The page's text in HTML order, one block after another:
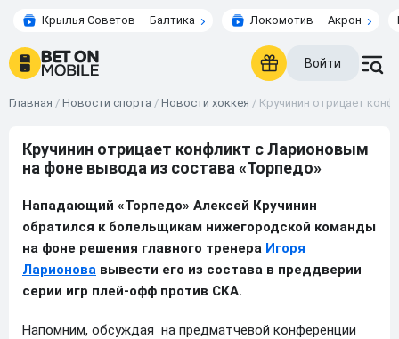
Крылья Советов — Балтика Локомотив — Акрон
Войти
Главная / Новости спорта / Новости хоккея / Кручинин отрицает
Кручинин отрицает конфликт с Ларионовым
на фоне вывода из состава «Торпедо»
Нападающий «Торпедо» Алексей Кручинин
обратился к болельщикам нижегородской команды
на фоне решения главного тренера Игоря
Ларионова вывести его из состава в преддверии
серии игр плей-офф против СКА.
Напомним, обсуждая на предматчевой конференции